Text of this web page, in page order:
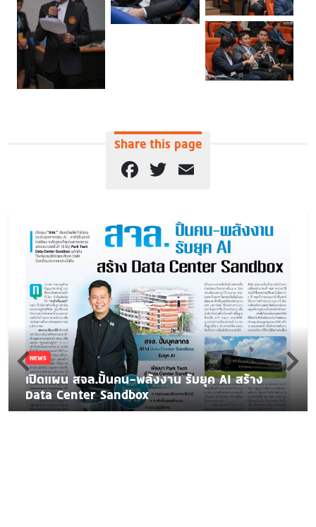
Share this page
Facebook
Twitter
NEWS
เปิดแผน สจล.ปั้นคน-พลังงาน รับยุค AI สร้าง
Data Center Sandbox